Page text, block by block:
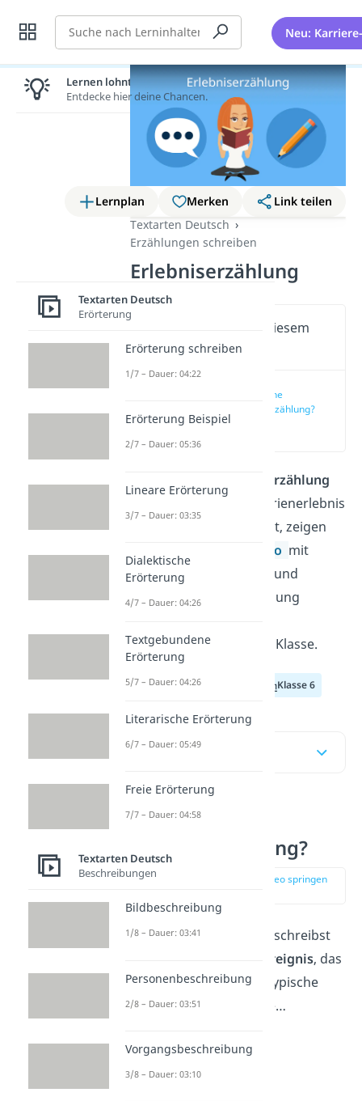
Suche Neu:
Lernplan Merken
Link teilen
Textarten Deutsch
Erzählungen schreiben
Erlebniserzählung
Wichtige Inhalte in diesem
Video
Was ist eine
Erlebniserzählung?
(00:14)
Erlebniserzählung
über dein schönstes Ferienerlebnis
schreiben? Wie das geht, zeigen
Video mit
vielen Tipps, Beispielen und
unserem Erlebniserzählung
Grundschule und die 5. Klasse.
Klasse 4 Klasse 6
Inhaltsübersicht
Was ist eine
Erlebniserzählung?
zur Stelle im Video springen
Eine Erlebniserzählung schreibst
Ereignis, das
duselbst erlebthast. Typische
Themensind Erlebnisse…
in den Ferien
Lernen lohnt sich!
Entdecke hier deine Chancen.
Textarten Deutsch
Erörterung
Erörterung schreiben
1/7 – Dauer: 04:22
Erörterung Beispiel
2/7 – Dauer: 05:36
Lineare Erörterung
3/7 – Dauer: 03:35
Dialektische
Erörterung
4/7 – Dauer: 04:26
Textgebundene
Erörterung
5/7 – Dauer: 04:26
Literarische Erörterung
6/7 – Dauer: 05:49
Freie Erörterung
7/7 – Dauer: 04:58
Textarten Deutsch
Beschreibungen
Bildbeschreibung
1/8 – Dauer: 03:41
Personenbeschreibung
2/8 – Dauer: 03:51
Vorgangsbeschreibung
3/8 – Dauer: 03:10